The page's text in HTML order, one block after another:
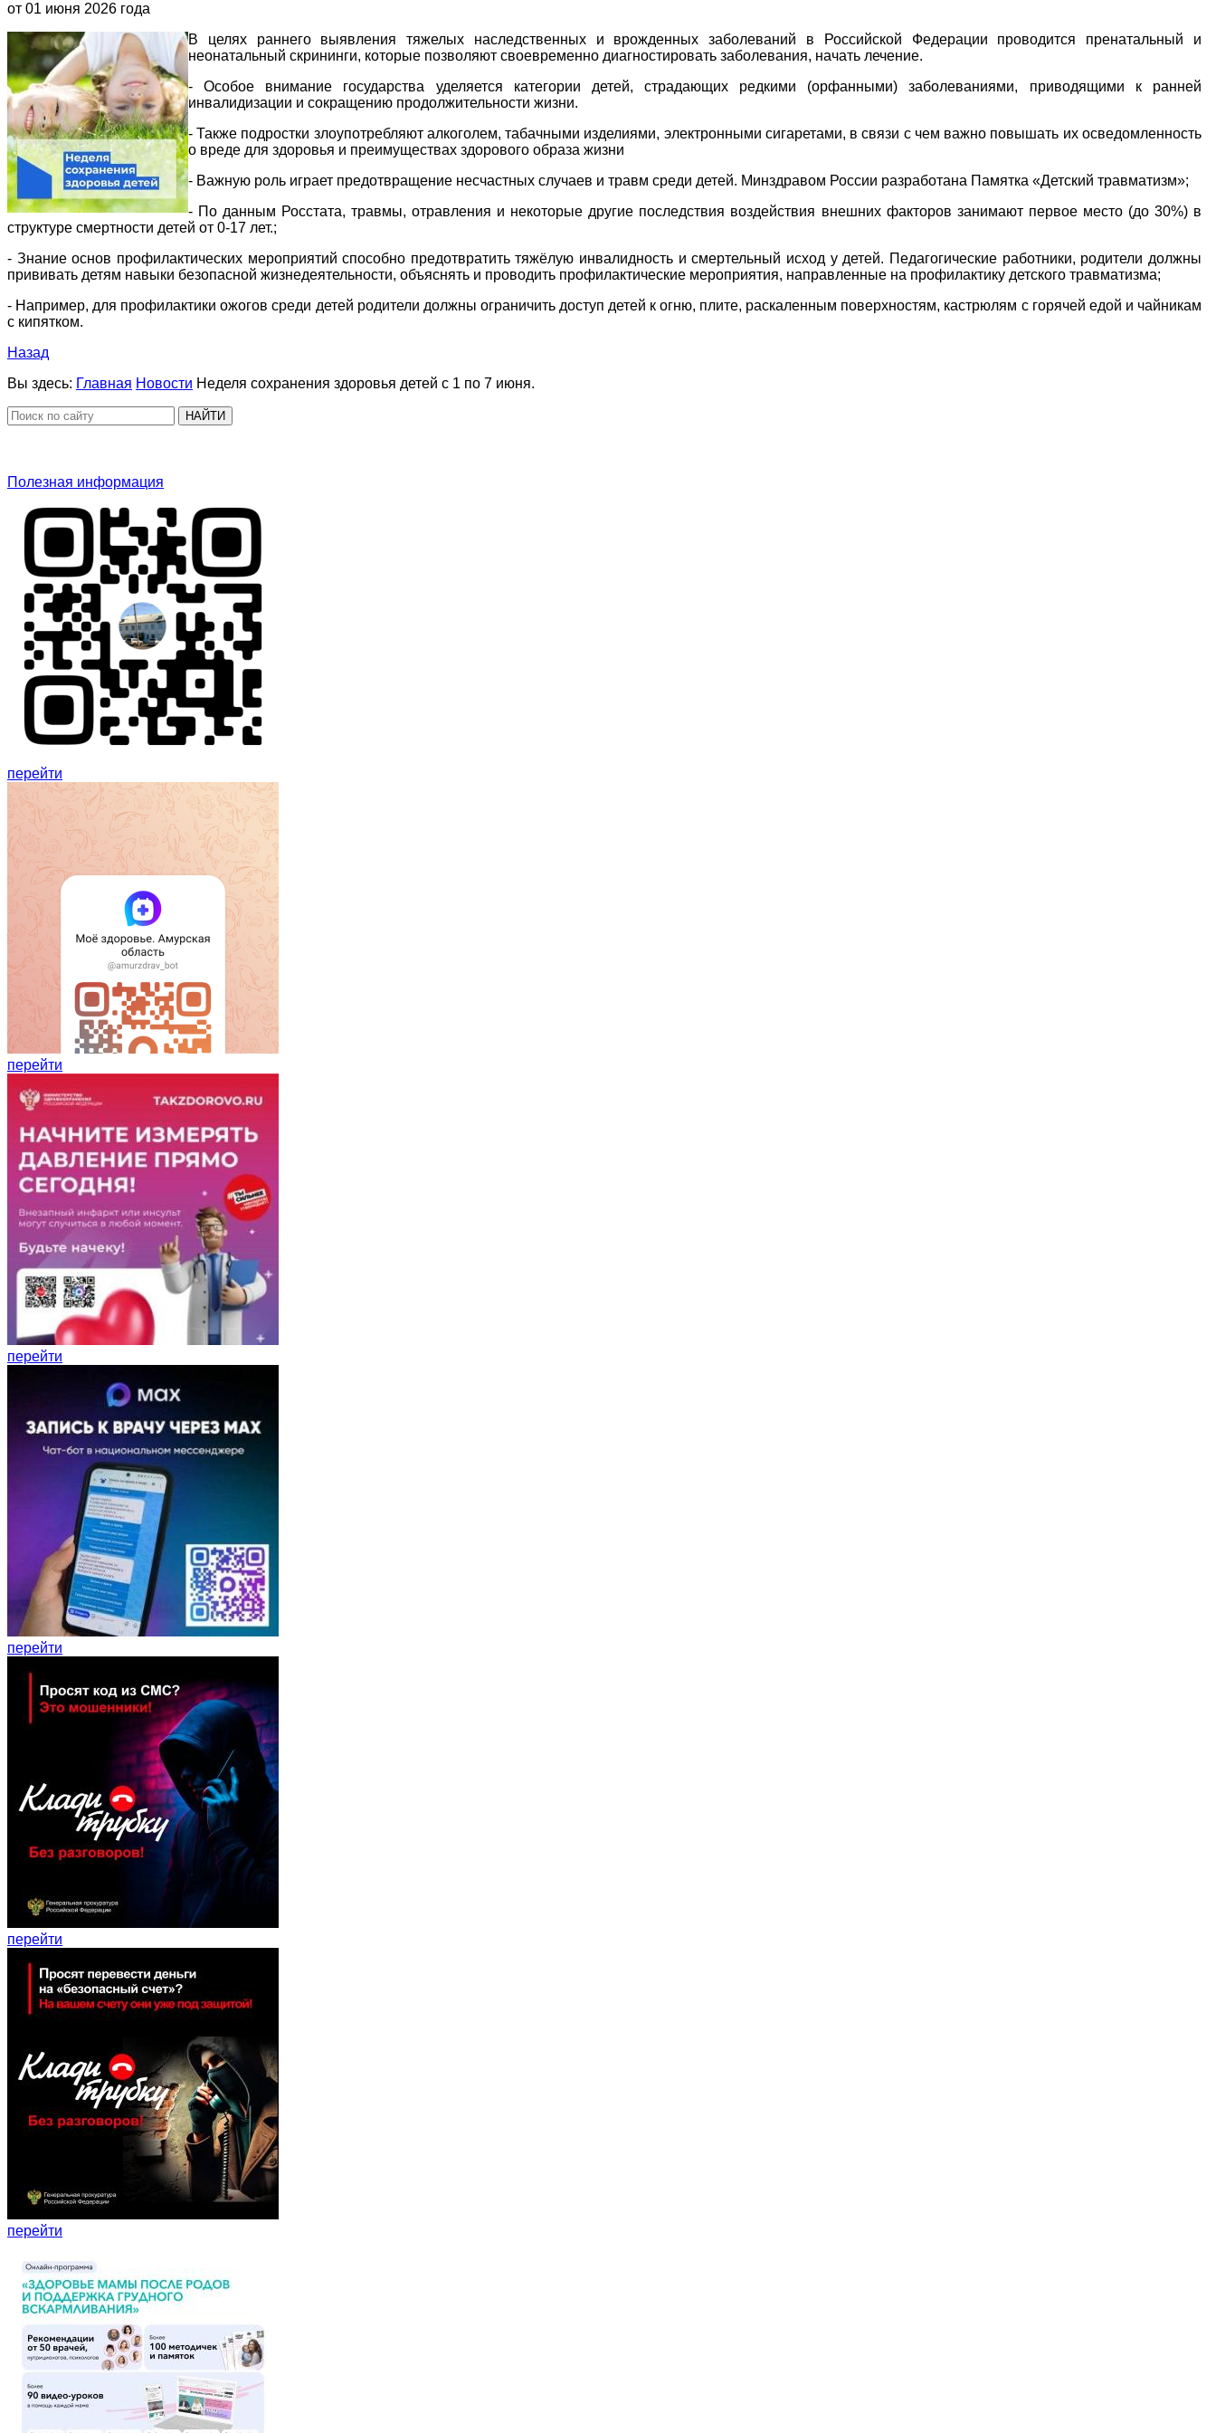
от 01 июня 2026 года
В целях раннего выявления тяжелых наследственных и врожденных заболеваний в Российской Федерации проводится пренатальный и
неонатальный скрининги, которые позволяют своевременно диагностировать заболевания, начать лечение.
- Особое внимание государства уделяется категории детей, страдающих редкими (орфанными) заболеваниями, приводящими к ранней
инвалидизации и сокращению продолжительности жизни.
- Также подростки злоупотребляют алкоголем, табачными изделиями, электронными сигаретами, в связи с чем важно повышать их осведомленность
о вреде для здоровья и преимуществах здорового образа жизни
- Важную роль играет предотвращение несчастных случаев и травм среди детей. Минздравом России разработана Памятка «Детский травматизм»;
- По данным Росстата, травмы, отравления и некоторые другие последствия воздействия внешних факторов занимают первое место (до 30%) в
структуре смертности детей от 0-17 лет.;
- Знание основ профилактических мероприятий способно предотвратить тяжёлую инвалидность и смертельный исход у детей. Педагогические работники, родители должны
прививать детям навыки безопасной жизнедеятельности, объяснять и проводить профилактические мероприятия, направленные на профилактику детского травматизма;
- Например, для профилактики ожогов среди детей родители должны ограничить доступ детей к огню, плите, раскаленным поверхностям, кастрюлям с горячей едой и чайникам
с кипятком.
Назад
Вы здесь: Главная Новости Неделя сохранения здоровья детей с 1 по 7 июня.
НАЙТИ
Полезная информация
перейти
перейти
перейти
перейти
перейти
перейти